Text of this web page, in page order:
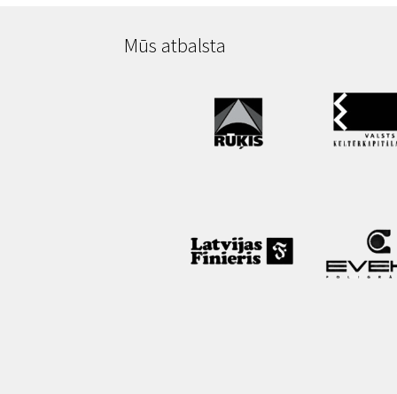
Mūs atbalsta